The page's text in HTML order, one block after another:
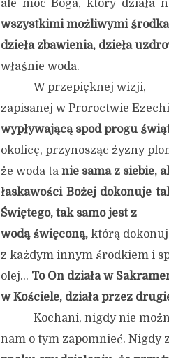
ale moc Boga, który działa
wszystkimi możliwymi
dzieła zbawienia, dzieła
właśnie woda.
W przepięknej wizji,
zapisanej w Proroctwie
wypływającą spod progu
okolicę, przynosząc żyzny
że woda ta nie sama z siebie,
łaskawości Bożej dokonuje
Świętego, tak samo jest z
wodą święconą, którą
z każdym innym środkiem i
olej… To On działa w
w Kościele, działa przez
Kochani, nigdy nie
nam o tym zapomnieć. Nigdy